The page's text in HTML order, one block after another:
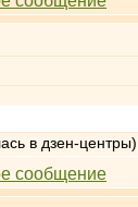
в дзен-центры)